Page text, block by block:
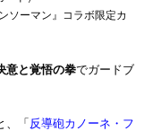
ソーマン』コラボ限定カ
意と覚悟の拳でガードブ
、「 反導砲カノーネ・フ